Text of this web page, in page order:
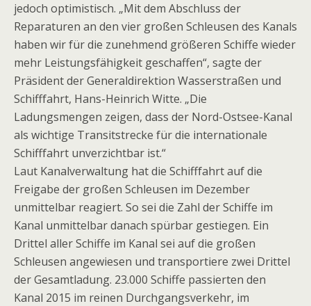
jedoch optimistisch. „Mit dem Abschluss der
Reparaturen an den vier großen Schleusen des Kanals
haben wir für die zunehmend größeren Schiffe wieder
mehr Leistungsfähigkeit geschaffen“, sagte der
Präsident der Generaldirektion Wasserstraßen und
Schifffahrt, Hans-Heinrich Witte. „Die
Ladungsmengen zeigen, dass der Nord-Ostsee-Kanal
als wichtige Transitstrecke für die internationale
Schifffahrt unverzichtbar ist.“
Laut Kanalverwaltung hat die Schifffahrt auf die
Freigabe der großen Schleusen im Dezember
unmittelbar reagiert. So sei die Zahl der Schiffe im
Kanal unmittelbar danach spürbar gestiegen. Ein
Drittel aller Schiffe im Kanal sei auf die großen
Schleusen angewiesen und transportiere zwei Drittel
der Gesamtladung. 23.000 Schiffe passierten den
Kanal 2015 im reinen Durchgangsverkehr, im